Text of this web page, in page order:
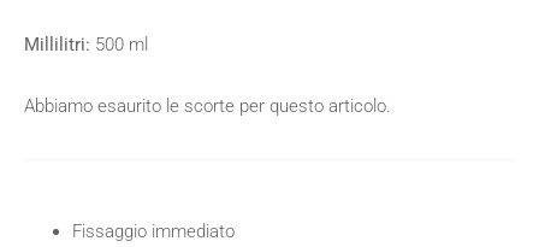
Millilitri: 500 ml
Abbiamo esaurito le scorte per questo articolo.
Fissaggio immediato